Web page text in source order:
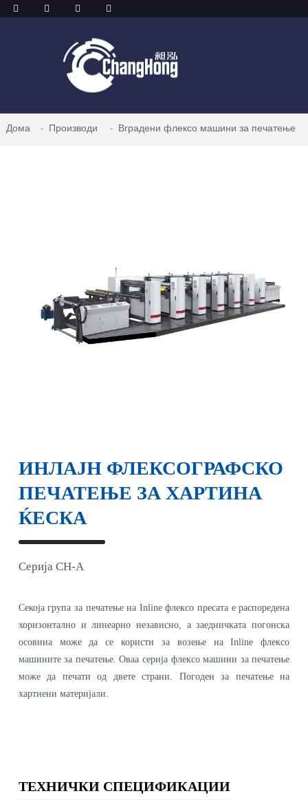
Дома Производи Вградени флексо машини за печатење
ИНЛАЈН ФЛЕКСОГРАФСКО
ПЕЧАТЕЊЕ ЗА ХАРТИНА
ЌЕСКА
Серија CH-A
Секоја група за печатење на Inline флексо пресата е распоредена
хоризонтално и линеарно независно, а заедничката погонска
осовина може да се користи за возење на Inline флексо
машините за печатење. Оваа серија флексо машини за печатење
може да печати од двете страни. Погоден за печатење на
хартиени материјали.
ТЕХНИЧКИ СПЕЦИФИКАЦИИ